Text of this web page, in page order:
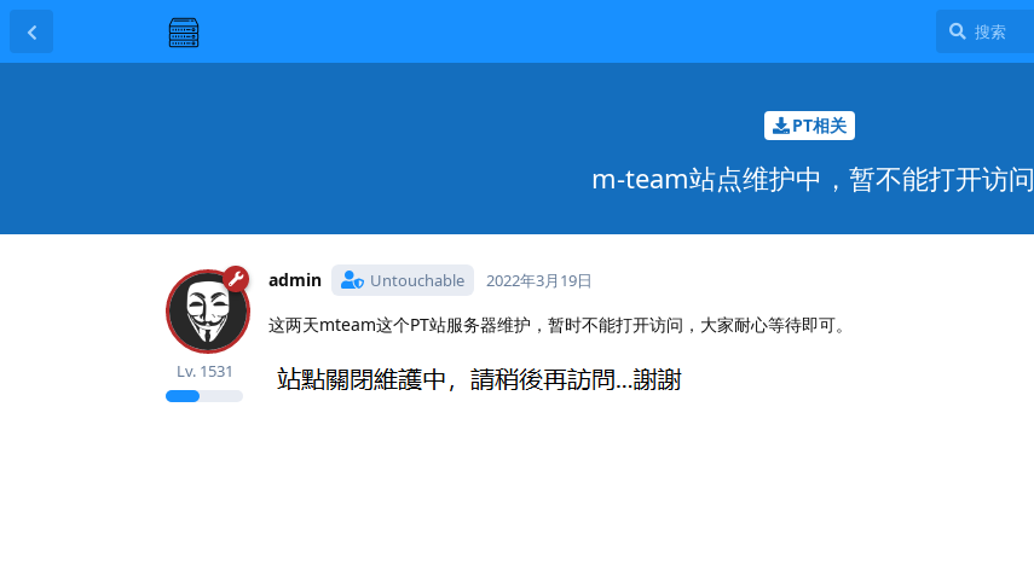
PT相关
m-team站点维护中，暂不能打开访问
admin Untouchable
Lv. 1531
2022年3月19日
这两天mteam这个PT站服务器维护，暂时不能打开访问，大家耐心等待即可。